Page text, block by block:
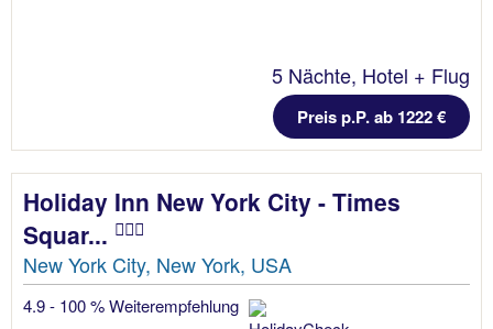
5 Nächte, Hotel + Flug
Preis p.P. ab 1222 €
Holiday Inn New York City - Times
Squar...
New York City, New York, USA
4.9 - 100 % Weiterempfehlung